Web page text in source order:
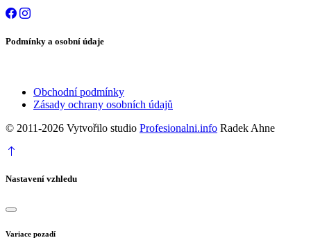
Podmínky a osobní údaje
Obchodní podmínky
Zásady ochrany osobních údajů
© 2011-2026 Vytvořilo studio Profesionalni.info Radek Ahne
Nastavení vzhledu
Variace pozadí